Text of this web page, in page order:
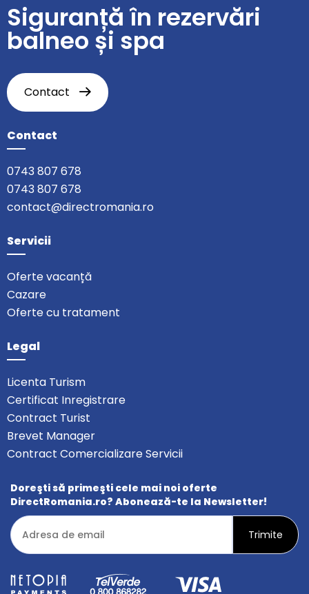
Siguranță în rezervări
balneo și spa
Contact
Contact
0743 807 678
0743 807 678
contact@directromania.ro
Servicii
Oferte vacanță
Cazare
Oferte cu tratament
Legal
Licenta Turism
Certificat Inregistrare
Contract Turist
Brevet Manager
Contract Comercializare Servicii
Doreşti să primeşti cele mai noi oferte
DirectRomania.ro? Abonează-te la Newsletter!